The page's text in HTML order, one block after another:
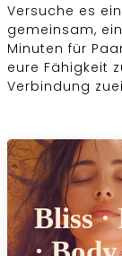
Versuche es
gemeinsam,
Minuten für
eure Fähigkeit
Verbindung
Bliss